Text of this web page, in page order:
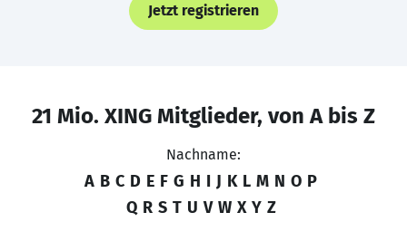
Jetzt registrieren
21 Mio. XING Mitglieder, von A bis Z
Nachname:
A B C D E F G H I J K L M N O P
Q R S T U V W X Y Z